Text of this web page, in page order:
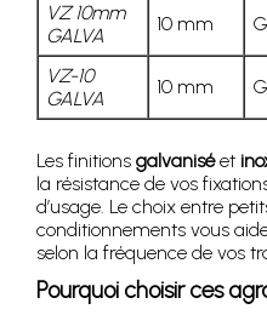
VZ 10mm
GALVA
10 mm
VZ-10
GALVA
10 mm
Les finitions galvaniséet
la résistance de vos
d’usage. Le choix entre
conditionnements vous
selon la fréquence de vos
Pourquoi choisir ces